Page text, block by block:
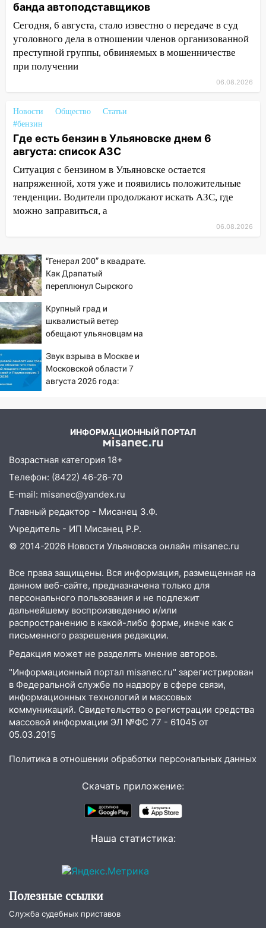
20:04 Ульяновцев приглашают на забег,
посвящённый Дню воздушного флота
России
19:12 В Ульяновской области
руководителя частной компании
наказали за сокрытие прошлого своего
18:02
В Ульяновск едут звезды
баскетбола!
17:08 Ульяновский областной суд
оставил в силе приговор руководству
«УльяновскФармации» за махинации на
3,2 млн рублей
16:09
Ветераны легкой атлетики из
16:02
В Ульяновской области убрали
более 28% площадей зерновых и
зернобобовых культур
15:51
Бросила кирпич в жену брата: в
Ульяновской области завели дело на
агрессивную женщину
15:47
На улице Радищева сбили
курьера: крупная авария в Ульяновске
15:15
новый кавалер женщины оказался
В Ульяновске ограничат движение
по улице Ефремова
14:23 67% ульяновцев готовы
передумать увольняться, если им
повысят зарплату
14:01 Инсценировали ДТП и получили
более 4,6 миллиона рублей: перед
судом предстанет банда
автоподставщиков
13:36 В Инзе произошел крупный пожар
13:00 В суде защитили репутацию
мужчины, которого необоснованно
обвиняли в жестоком обращении с
животными
12:28 Миллион на «льготниках»: в
Ульяновской области перевозчик
провернул хитрую схему с чужими
проездными
12:10 Ульяновский алиментщик накопил
Снят режим «Ракетная
опасность» на территории Ульяновской
Кабмин РФ разрешил до 1 июля
бензина Евро 2, Евро 3, Евро 4
Соцсети: на Рябикова автомобиль
врезался в забор
10:27 Где есть бензин в Ульяновске
днем 6 августа: список АЗС
банда автоподставщиков
Сегодня, 6 августа, стало известно о передаче в суд
уголовного дела в отношении членов организованной
преступной группы, обвиняемых в мошенничестве
при получении
06.08.2026
Новости Общество
Статьи
#бензин
Где есть бензин в Ульяновске днем 6
августа: список АЗС
Ситуация с бензином в Ульяновске остается
напряженной, хотя уже и появились положительные
тенденции. Водители продолжают искать АЗС, где
можно заправиться, а
06.08.2026
“Генерал 200” в квадрате.
Как Драпатый
переплюнул Сырского
Крупный град и
шквалистый ветер
обещают ульяновцам на
Звук взрыва в Москве и
Московской области 7
августа 2026 года:
ИНФОРМАЦИОННЫЙ ПОРТАЛ
Возрастная категория 18+
Телефон: (8422) 46-26-70
E-mail: misanec@yandex.ru
Главный редактор - Мисанец З.Ф.
Учредитель - ИП Мисанец Р.Р.
© 2014-2026 Новости Ульяновска онлайн misanec.ru
Все права защищены. Вся информация, размещенная на
данном веб-сайте, предназначена только для
персонального пользования и не подлежит
дальнейшему воспроизведению и/или
распространению в какой-либо форме, иначе как с
письменного разрешения редакции.
Редакция может не разделять мнение авторов.
"Информационный портал misanec.ru" зарегистрирован
в Федеральной службе по надзору в сфере связи,
информационных технологий и массовых
коммуникаций. Свидетельство о регистрации средства
массовой информации ЭЛ №ФС 77 - 61045 от
05.03.2015
Политика в отношении обработки персональных данных
Скачать приложение:
Наша статистика:
Полезные ссылки
Служба судебных приставов